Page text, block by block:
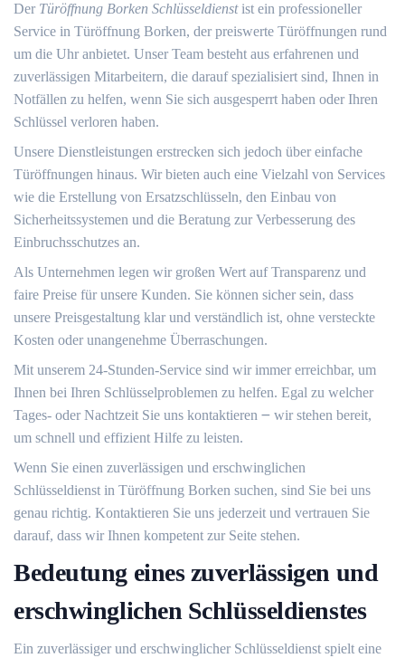
Der Türöffnung Borken Schlüsseldienstist ein professioneller
Service in Türöffnung Borken, der preiswerte Türöffnungen rund
um die Uhr anbietet.​ Unser Team besteht aus erfahrenen und
zuverlässigen Mitarbeitern, die darauf spezialisiert sind, Ihnen in
Notfällen zu helfen, wenn Sie sich ausgesperrt haben oder Ihren
Schlüssel verloren haben.​
Unsere Dienstleistungen erstrecken sich jedoch über einfache
Türöffnungen hinaus.​ Wir bieten auch eine Vielzahl von Services
wie die Erstellung von Ersatzschlüsseln, den Einbau von
Sicherheitssystemen und die Beratung zur Verbesserung des
Einbruchsschutzes an.​
Als Unternehmen legen wir großen Wert auf Transparenz und
faire Preise für unsere Kunden. Sie können sicher sein, dass
unsere Preisgestaltung klar und verständlich ist, ohne versteckte
Kosten oder unangenehme Überraschungen.
Mit unserem 24-Stunden-Service sind wir immer erreichbar, um
Ihnen bei Ihren Schlüsselproblemen zu helfen.​ Egal zu welcher
Tages- oder Nachtzeit Sie uns kontaktieren ౼ wir stehen bereit,
um schnell und effizient Hilfe zu leisten.
Wenn Sie einen zuverlässigen und erschwinglichen
Schlüsseldienst in Türöffnung Borken suchen, sind Sie bei uns
genau richtig.​ Kontaktieren Sie uns jederzeit und vertrauen Sie
darauf, dass wir Ihnen kompetent zur Seite stehen.​
Bedeutung eines zuverlässigen und
erschwinglichen Schlüsseldienstes
Ein zuverlässiger und erschwinglicher Schlüsseldienst spielt eine